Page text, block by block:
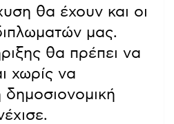
θα έχουν και οι
μας.
θα πρέπει να
χωρίς να
δημοσιονομική